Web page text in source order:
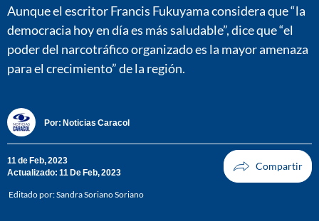
Aunque el escritor Francis Fukuyama considera que “la
democracia hoy en día es más saludable”, dice que “el
poder del narcotráfico organizado es la mayor amenaza
para el crecimiento” de la región.
Por: Noticias Caracol
11 de Feb, 2023
Actualizado: 11 De Feb, 2023
Editado por:Sandra Soriano Soriano